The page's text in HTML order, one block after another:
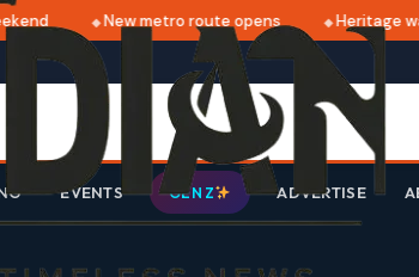
New metro route opens Heritage
EVENTS GEN Z ADVERTISE